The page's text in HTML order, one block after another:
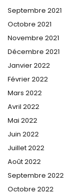
Septembre 2021
Octobre 2021
Novembre 2021
Décembre 2021
Janvier 2022
Février 2022
Mars 2022
Avril 2022
Mai 2022
Juin 2022
Juillet 2022
Août 2022
Septembre 2022
Octobre 2022